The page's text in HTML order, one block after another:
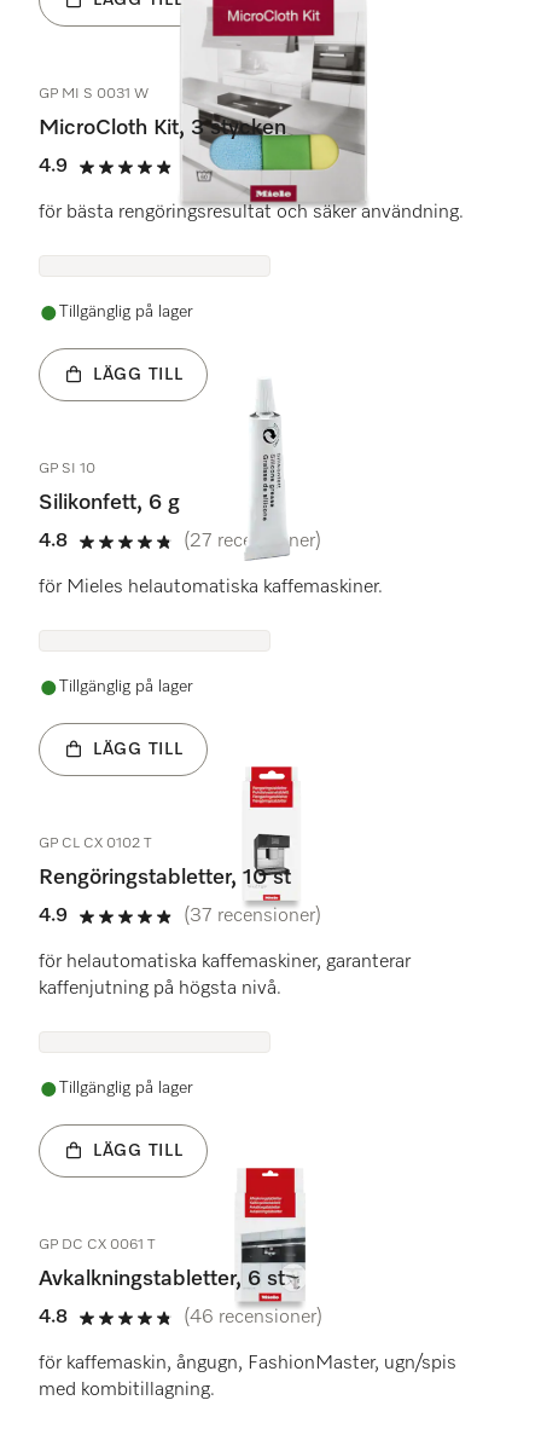
GP MI S 0031 W
MicroCloth Kit, 3 stycken
4.9
4.9 stars out of 5
(48 recensioner)
för bästa rengöringsresultat och säker användning.
Tillgänglig på lager
LÄGG TILL
GP SI 10
Silikonfett, 6 g
4.8
4.8 stars out of 5
(27 recensioner)
för Mieles helautomatiska kaffemaskiner.
Tillgänglig på lager
LÄGG TILL
GP CL CX 0102 T
Rengöringstabletter, 10 st
4.9
4.9 stars out of 5
(37 recensioner)
för helautomatiska kaffemaskiner, garanterar
kaffenjutning på högsta nivå.
Tillgänglig på lager
LÄGG TILL
GP DC CX 0061 T
Avkalkningstabletter, 6 st
4.8
4.8 stars out of 5
(46 recensioner)
för kaffemaskin, ångugn, FashionMaster, ugn/spis
med kombitillagning.